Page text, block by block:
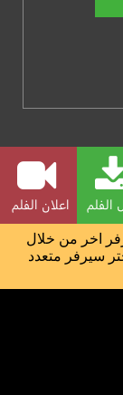
الفلم اعلان الفلم
اخر من خلال
سيرفر متعدد